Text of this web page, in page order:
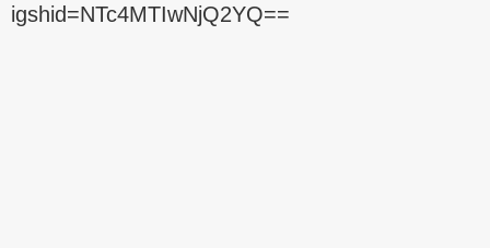
igshid=NTc4MTIwNjQ2YQ==